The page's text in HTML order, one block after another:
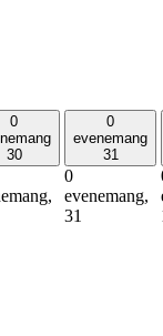
0
30
0
evenemang
31
0
evenemang,
31